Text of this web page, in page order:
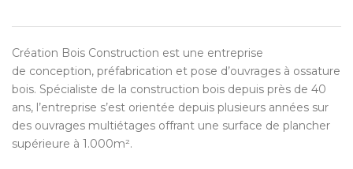
Création Bois Construction est une entreprise
de conception, préfabrication et pose d’ouvrages à ossature
bois. Spécialiste de la construction bois depuis près de 40
ans, l’entreprise s’est orientée depuis plusieurs années sur
des ouvrages multiétages offrant une surface de plancher
supérieure à 1.000m².